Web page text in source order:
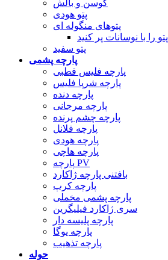
کوسن و بالش
پتو هودی
پتوهای منگوله ای
پتو را با نوسانات پر کنید
پتو سفید
پارچه پشمی
پارچه فلیس قطبی
پارچه شرپا فلیس
پارچه دنده
پارچه مرجانی
پارچه چشم پرنده
پارچه فلانل
پارچه هودی
پارچه هاچی
پارچه PV
بافتنی پارچه ژاکارد
پارچه کرپ
پارچه پشمی مخملی
سری ژاکارد فیلیگرین
پارچه پلیسه دار
پارچه یوگا
پارچه تذهیب
حوله